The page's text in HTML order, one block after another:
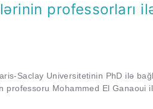
professorları
Saclay Universitetinin PhD ilə
professoru Mohammed El Ganaoui